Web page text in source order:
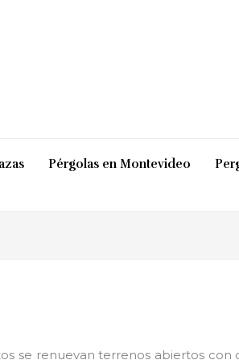
Pérgolas en Montevideo
se renuevan terrenos abiertos con